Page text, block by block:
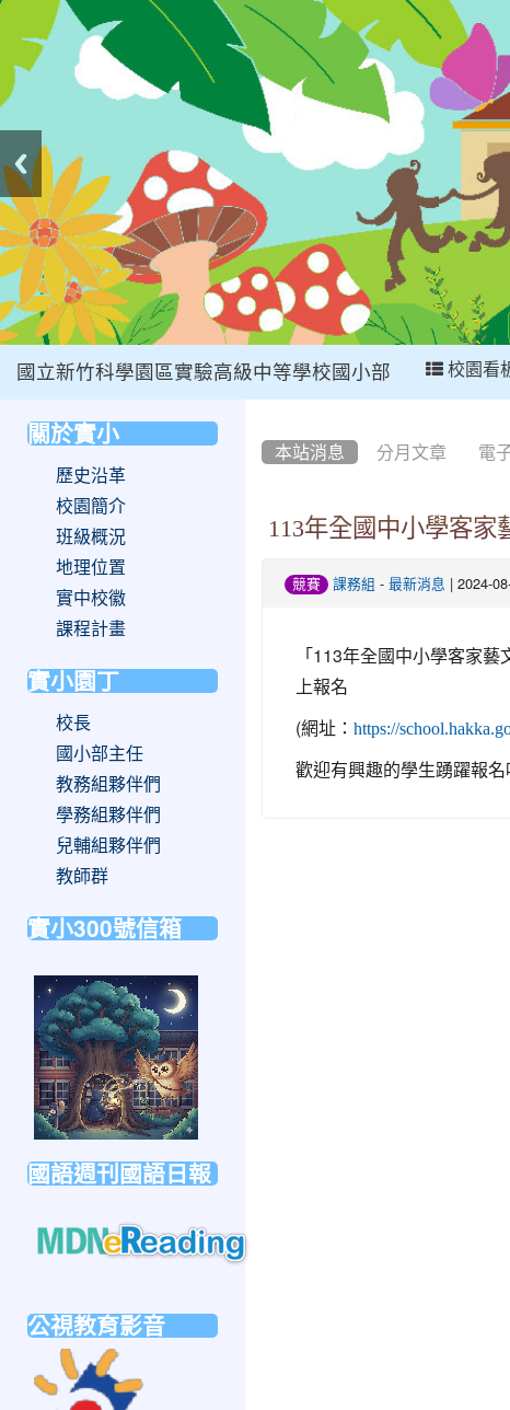
國立新竹科學園區實驗高級中等學校國小部 校園看
本站消息 分月文章 電
113年全國中小學客家
競賽 課務組 - 最新消息 | 2024-
「113年全國中小學客家
上報名
(網址： https://
歡迎有興趣的學生踴躍報名
關於實小
歷史沿革
校園簡介
班級概況
地理位置
實中校徽
課程計畫
實小園丁
校長
國小部主任
教務組夥伴們
學務組夥伴們
兒輔組夥伴們
教師群
實小300號信箱
https://forms.gle/sb6qss7apF2uRjVc7
國語週刊國語日報
https://mdnereading.mdnkids.com
公視教育影音